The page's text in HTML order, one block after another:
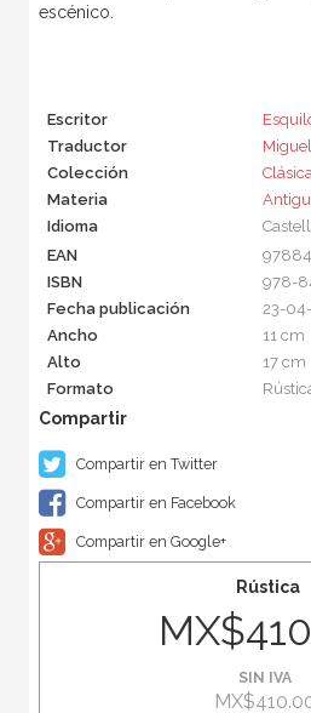
escénico.
Escritor
Traductor
Colección
Materia
Idioma
EAN
ISBN
978-
Fecha publicación
23-
Ancho
11 cm
Alto
17 cm
Formato
Compartir en Twitter
Compartir en Facebook
Compartir en Google+
Rústica
SIN IVA